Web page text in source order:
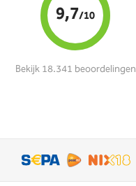
9,7/10
Bekijk 18.341 beoordelingen